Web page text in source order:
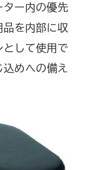
ター内の優先
品を内部に収
して使用で
めへの備え